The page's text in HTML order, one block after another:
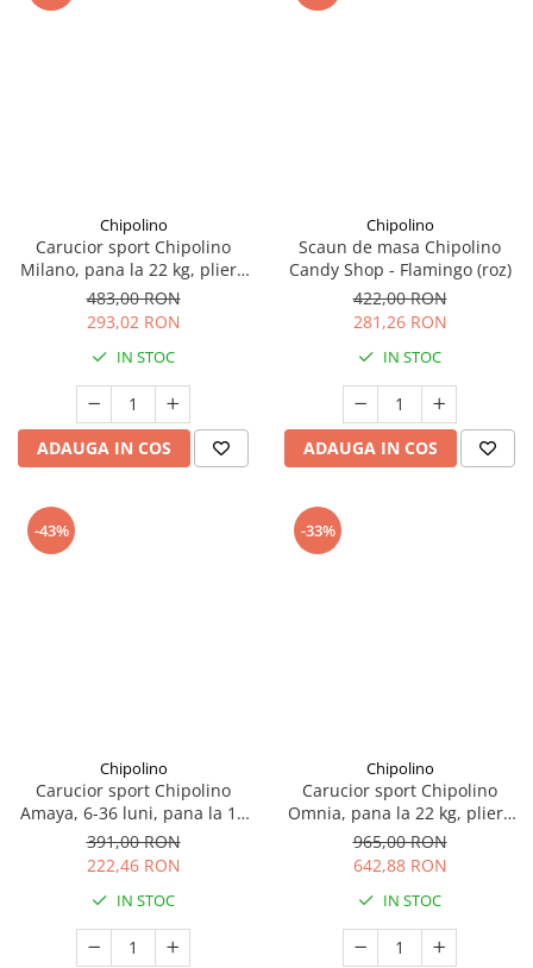
Chipolino
Carucior sport Chipolino
Milano, pana la 22 kg, pliere
cu o singura mana, tip
umbrela, ultra-usor 5.6 kg -
483,00 RON
293,02 RON
IN STOC
ADAUGA IN COS
Chipolino
Scaun de masa Chipolino
Candy Shop - Flamingo (roz)
422,00 RON
281,26 RON
IN STOC
ADAUGA IN COS
-43%
Chipolino
Carucior sport Chipolino
Amaya, 6-36 luni, pana la 15
kg, pliere cu o singura mana,
tip umbrela, ultra-usor 4.9 kg
391,00 RON
222,46 RON
IN STOC
-33%
Chipolino
Carucior sport Chipolino
Omnia, pana la 22 kg, pliere
cu o singura mana, cu maner
reversibil si husa picioare,
965,00 RON
642,88 RON
IN STOC